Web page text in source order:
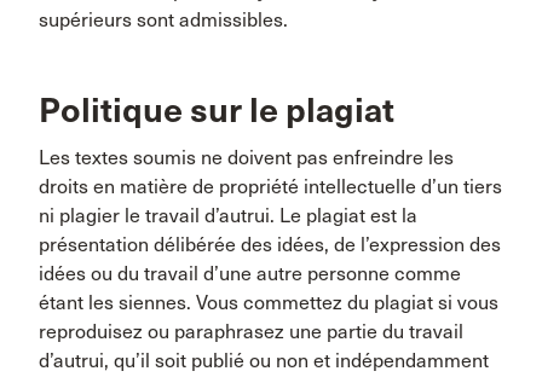
supérieurs sont admissibles.
Politique sur le plagiat
Les textes soumis ne doivent pas enfreindre les
droits en matière de propriété intellectuelle d’un tiers
ni plagier le travail d’autrui. Le plagiat est la
présentation délibérée des idées, de l’expression des
idées ou du travail d’une autre personne comme
étant les siennes. Vous commettez du plagiat si vous
reproduisez ou paraphrasez une partie du travail
d’autrui, qu’il soit publié ou non et indépendamment